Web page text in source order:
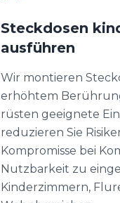
Steckdosen
ausführen
Wir montieren
erhöhtem
rüsten geeignete
reduzieren Sie
Kompromisse bei
Nutzbarkeit zu
Kinderzimmern,